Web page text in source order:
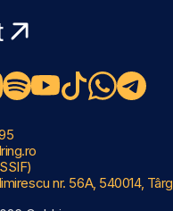
nr. 56A, 540014,